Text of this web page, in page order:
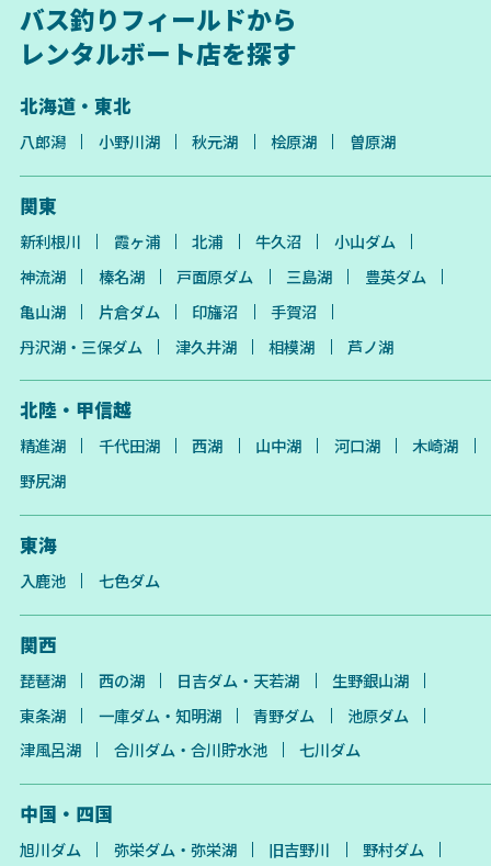
バス釣りフィールドから
レンタルボート店を探す
北海道・東北
八郎潟 小野川湖 秋元湖 桧原湖 曽原湖
関東
新利根川 霞ヶ浦 北浦 牛久沼
小山ダム
神流湖
榛名湖 戸面原ダム 三島湖
豊英ダム
亀山湖
片倉ダム 印旛沼
手賀沼
丹沢湖・三保ダム
津久井湖 相模湖 芦ノ湖
北陸・甲信越
精進湖 千代田湖 西湖 山中湖 河口湖
木崎湖
野尻湖
東海
入鹿池 七色ダム
関西
琵琶湖 西の湖 日吉ダム・天若湖
生野銀山湖
東条湖
一庫ダム・知明湖 青野ダム
池原ダム
津風呂湖
合川ダム・合川貯水池 七川ダム
中国・四国
旭川ダム 弥栄ダム・弥栄湖 旧吉野川
野村ダム